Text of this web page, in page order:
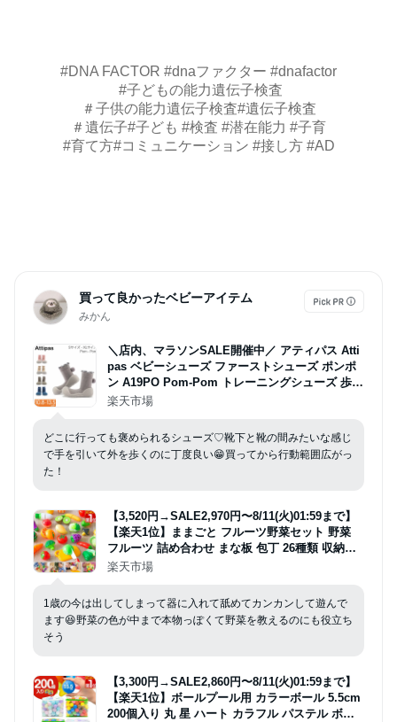
#DNA FACTOR #dnaファクター #dnafactor
#子どもの能力遺伝子検査
＃子供の能力遺伝子検査#遺伝子検査
＃遺伝子#子ども #検査 #潜在能力 #子育
#育て方#コミュニケーション #接し方 #AD
買って良かったベビーアイテム
みかん
＼店内、マラソンSALE開催中／ アティパス Atti
pas ベビーシューズ ファーストシューズ ポンポ
ン A19PO Pom-Pom トレーニングシューズ 歩育
シューズ 赤ちゃん 靴 ベビー
楽天市場
どこに行っても褒められるシューズ♡靴下と靴の間みたいな感じ
で手を引いて外を歩くのに丁度良い😁買ってから行動範囲広がっ
た！
【3,520円→SALE2,970円〜8/11(火)01:59まで】
【楽天1位】ままごと フルーツ野菜セット 野菜
フルーツ 詰め合わせ まな板 包丁 26種類 収納バ
ッグ付き おままごと ままごとセット 切れる ナイ
[送料無料]
楽天市場
1歳の今は出してしまって器に入れて舐めてカンカンして遊んで
ます😆野菜の色が中まで本物っぽくて野菜を教えるのにも役立ち
そう
【3,300円→SALE2,860円〜8/11(火)01:59まで】
【楽天1位】ボールプール用 カラーボール 5.5cm
200個入り 丸 星 ハート カラフル パステル ボー